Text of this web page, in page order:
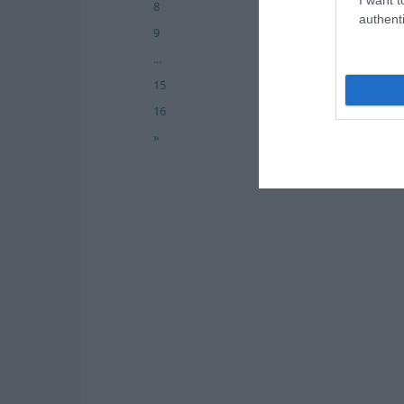
8
9
...
15
16
»